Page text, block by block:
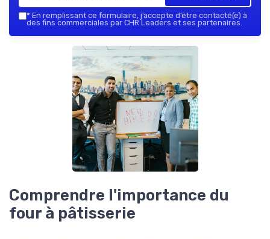
* En remplissant ce formulaire, j’accepte d’être contacté(e) à
des fins commerciales par CHR Leaders et ses partenaires.
Comprendre l'importance du
four à pâtisserie